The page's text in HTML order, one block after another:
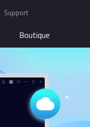
Support
Boutique